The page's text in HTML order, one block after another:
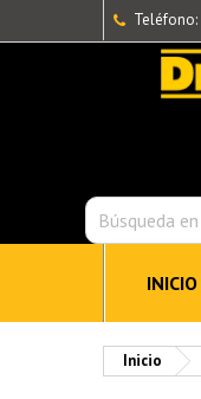
Teléfono:
INICIO
Inicio